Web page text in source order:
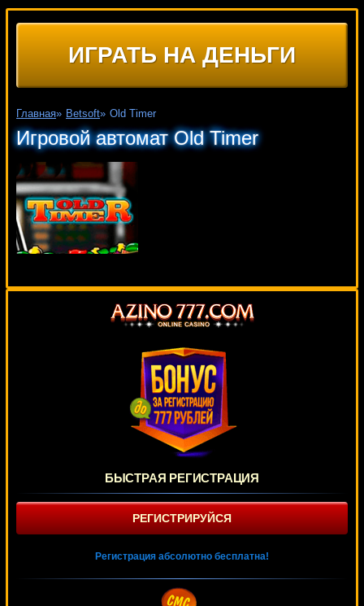
ИГРАТЬ НА ДЕНЬГИ
Главная» Betsoft» Old Timer
Игровой автомат Old Timer
БЫСТРАЯ РЕГИСТРАЦИЯ
РЕГИСТРИРУЙСЯ
Регистрация абсолютно бесплатна!